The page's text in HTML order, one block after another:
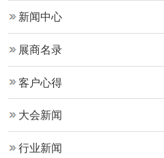
新闻中心
展商名录
客户心得
大会新闻
行业新闻